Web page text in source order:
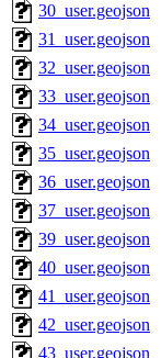
30_user.geojson
31_user.geojson
32_user.geojson
33_user.geojson
34_user.geojson
35_user.geojson
36_user.geojson
37_user.geojson
39_user.geojson
40_user.geojson
41_user.geojson
42_user.geojson
43_user.geojson